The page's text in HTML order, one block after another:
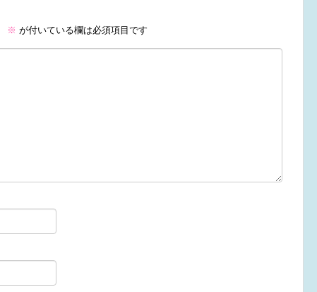
※ が付いている欄は必須項目です